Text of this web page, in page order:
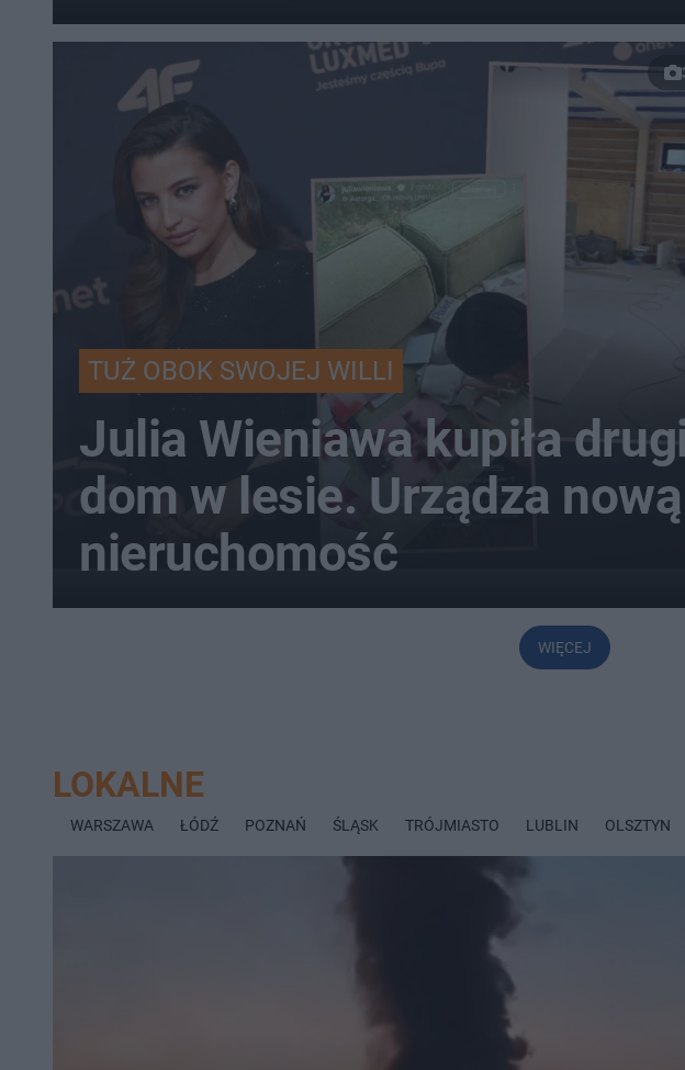
TUŻ OBOK SWOJEJ WILLI
Julia Wieniawa kupiła drugi
dom w lesie. Urządza nową
nieruchomość
WIĘCEJ
LOKALNE
WARSZAWA ŁÓDŹ POZNAŃ ŚLĄSK TRÓJMIASTO LUBLIN OLSZTYN